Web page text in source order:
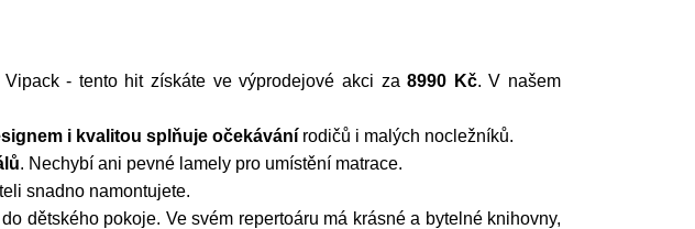
Vipack- tento hit získáte ve výprodejové akci za8990 Kč. V našem
i kvalitou splňuje očekávání rodičů i malých nocležníků.
. Nechybí ani pevné lamely pro umístění matrace.
snadno namontujete.
dětského pokoje. Ve svém repertoáru má krásné a bytelné knihovny,